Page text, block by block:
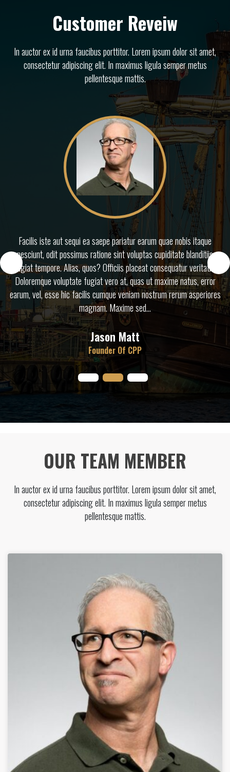
Customer Reveiw
In auctor ex id urna faucibus porttitor. Lorem ipsum dolor sit amet,
consectetur adipiscing elit. In maximus ligula semper metus
pellentesque mattis.
Doloremque voluptate fugiat vero at, quas ut maxime natus,
earum, vel, esse hic facilis cumque veniam nostrum rerum
magnam. Maxime sed amet sit maiores, similique laboriosam
minima autem quae, odit quibusdam totam deserunt vitae fugit
rerum vero eligendi . Facilis iste aut sequi ea saepe pariatur…
Senorita Klark
Marketing Manager
OUR TEAM MEMBER
In auctor ex id urna faucibus porttitor. Lorem ipsum dolor sit amet,
consectetur adipiscing elit. In maximus ligula semper metus
pellentesque mattis.